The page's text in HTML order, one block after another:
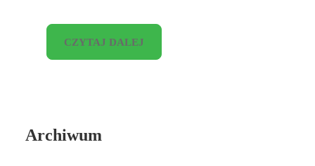
CZYTAJ DALEJ
Archiwum